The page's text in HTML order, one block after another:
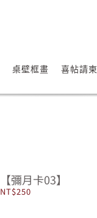
桌壁框畫 喜帖請柬
【彌月卡03】
NT$250